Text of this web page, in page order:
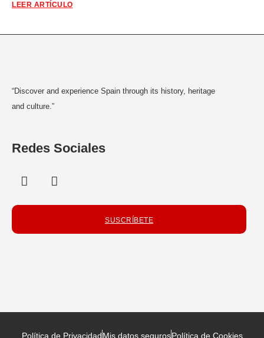
LEER ARTÍCULO
“Discover and experience Spain through its history, heritage
and culture.”
Redes Sociales
SUSCRÍBETE
Política de PrivacidadMis datos segurosPolítica de Cookies